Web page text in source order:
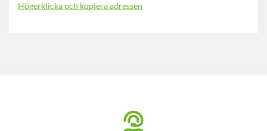
Högerklicka och kopiera adressen